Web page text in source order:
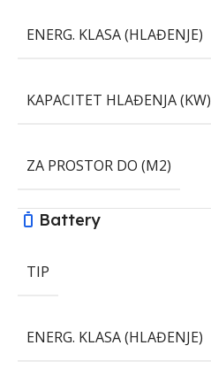
ENERG. KLASA (HLAĐENJE)
KAPACITET HLAĐENJA (KW)
ZA PROSTOR DO (M2)
Battery
TIP
ENERG. KLASA (HLAĐENJE)